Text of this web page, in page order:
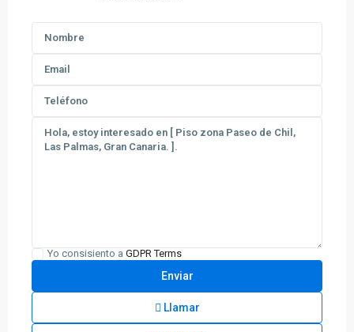
Yo consisiento a GDPR Terms
Llamar